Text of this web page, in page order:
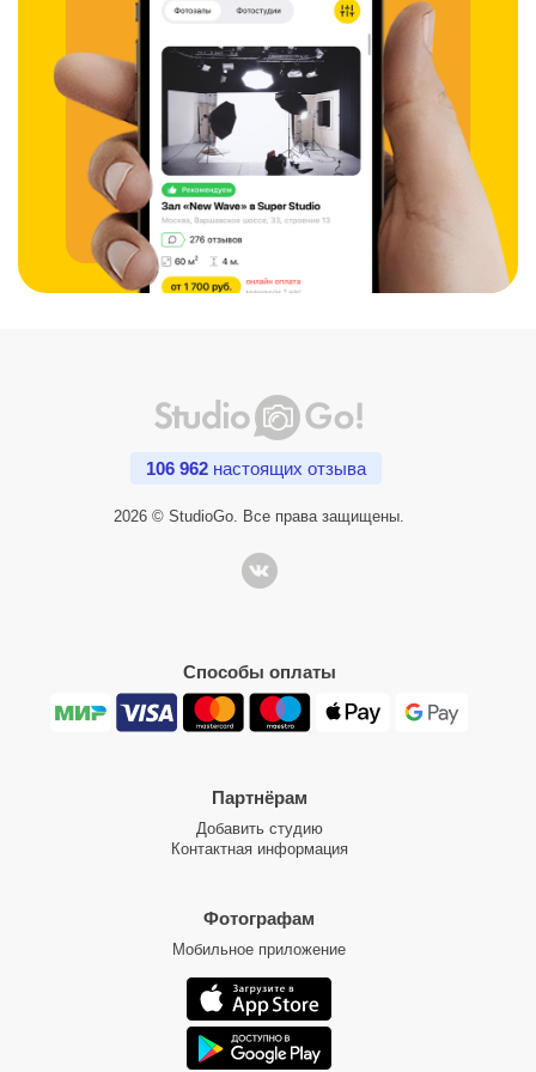
106 962 настоящих отзыва
2026 © StudioGo. Все права защищены.
Способы оплаты
Партнёрам
Добавить студию
Контактная информация
Фотографам
Мобильное приложение